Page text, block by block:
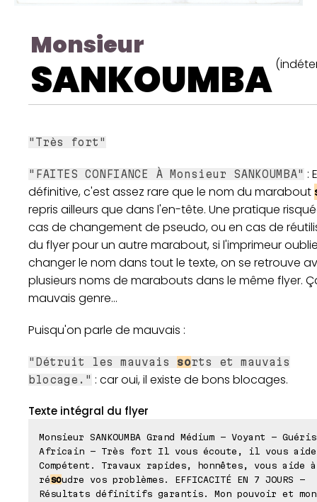
Monsieur
SANKOUMBA
"Très fort"
"FAITES CONFIANCE À Monsieur SANKOUMBA" :
définitive, c'est assez rare que le nom du marabout
repris ailleurs que dans l'en-tête. Une pratique
cas de changement de pseudo, ou en cas de
du flyer pour un autre marabout, si l'imprimeur
changer le nom dans tout le texte, on se retrouve
plusieurs noms de marabouts dans le même flyer.
mauvais genre...
Puisqu'on parle de mauvais :
"Détruit les mauvais sorts et mauvais
blocage." : car oui, il existe de bons blocages.
Texte intégral du flyer
Monsieur SANKOUMBA Grand Médium - Voyant -
Africain - Très fort Il vous écoute, il vous aide
Compétent. Travaux rapides, honnêtes, vous aide à
résoudre vos problèmes. EFFICACITÉ EN 7 JOURS -
Résultats définitifs garantis. Mon pouvoir et mon